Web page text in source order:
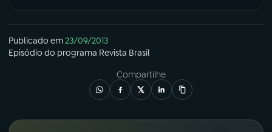
YouTube Facebook
X
Publicado em23/09/2013
Episódio do programa Revista Brasil
Compartilhe